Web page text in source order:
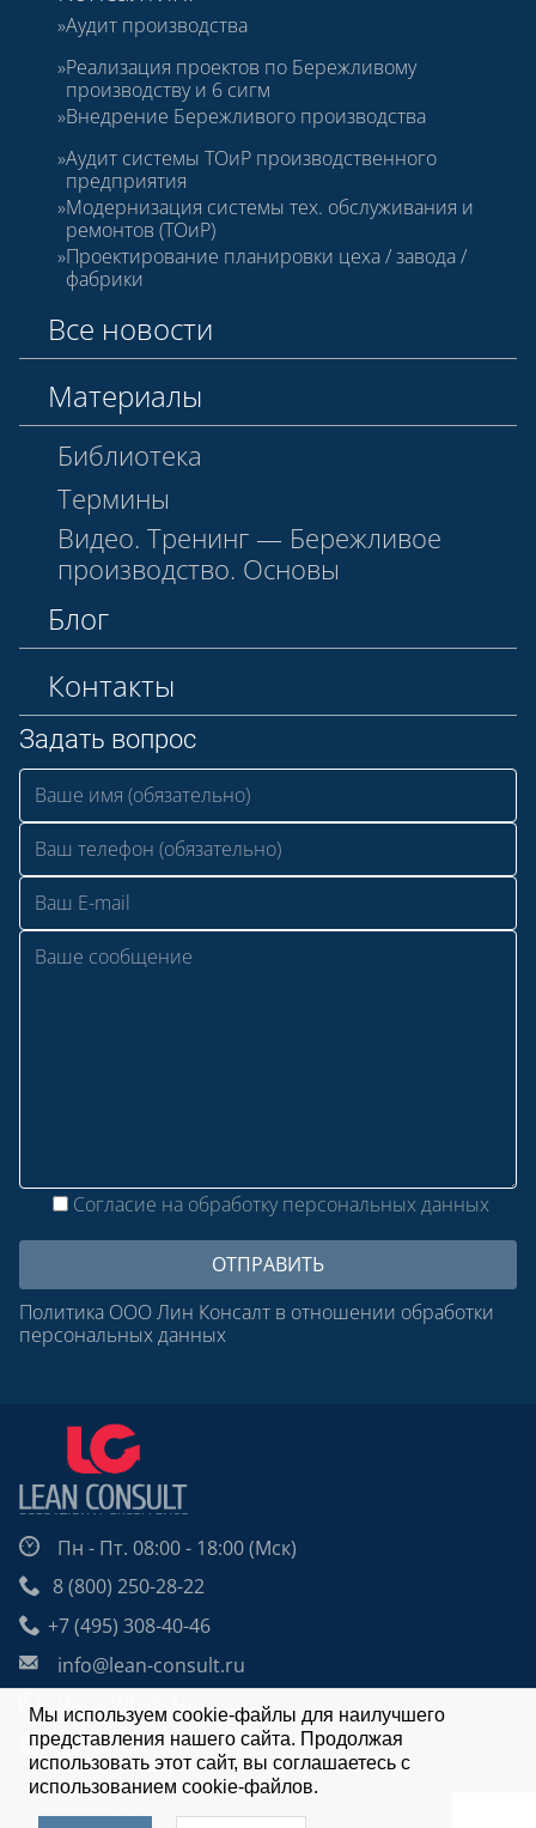
Аудит производства
Реализация проектов по Бережливому
производству и 6 сигм
Внедрение Бережливого производства
Аудит системы ТОиР производственного
предприятия
Модернизация системы тех. обслуживания и
ремонтов (ТОиР)
Проектирование планировки цеха / завода /
фабрики
Все новости
Материалы
Библиотека
Термины
Видео. Тренинг — Бережливое
производство. Основы
Блог
Контакты
Задать вопрос
Согласие на обработку персональных данных
Политика ООО Лин Консалт в отношении обработки
персональных данных
Пн - Пт. 08:00 - 18:00 (Мск)
8 (800) 250-28-22
+7 (495) 308-40-46
info@lean-consult.ru
Чат в Telegram
Design: Alexei Utkin
Мы используем cookie-файлы для наилучшего
представления нашего сайта. Продолжая
использовать этот сайт, вы соглашаетесь с
использованием cookie-файлов.